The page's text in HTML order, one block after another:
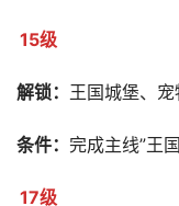
15级
解锁： 王国城堡、
条件： 完成主线”王
17级